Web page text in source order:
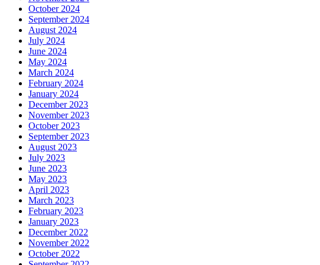
October 2024
September 2024
August 2024
July 2024
June 2024
May 2024
March 2024
February 2024
January 2024
December 2023
November 2023
October 2023
September 2023
August 2023
July 2023
June 2023
May 2023
April 2023
March 2023
February 2023
January 2023
December 2022
November 2022
October 2022